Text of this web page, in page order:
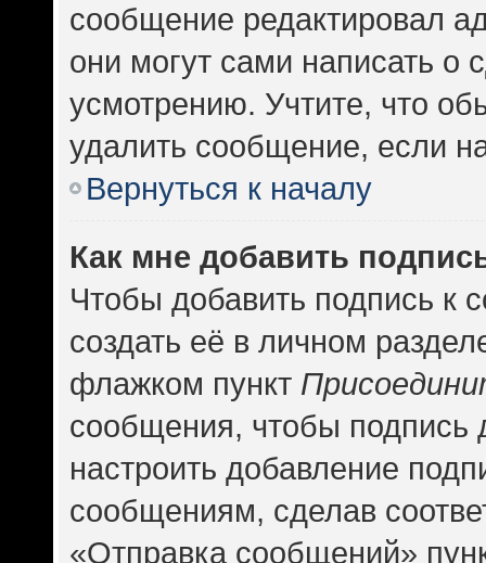
сообщение редактировал
они могут сами написать о
усмотрению. Учтите, что
удалить сообщение, если
Вернуться к началу
Как мне добавить
Чтобы добавить подпись
создать её в личном
флажком пункт
сообщения, чтобы подпись
настроить добавление
сообщениям, сделав
«Отправка сообщений»